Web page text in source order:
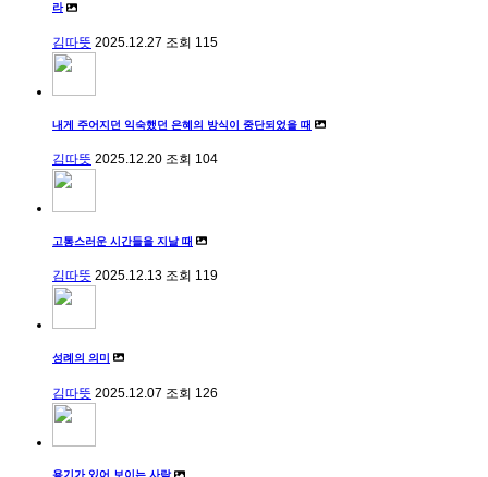
라
김따뜻 2025.12.27 조회 115
내게 주어지던 익숙했던 은혜의 방식이 중단되었을 때
김따뜻 2025.12.20 조회 104
고통스러운 시간들을 지날 때
김따뜻 2025.12.13 조회 119
성례의 의미
김따뜻 2025.12.07 조회 126